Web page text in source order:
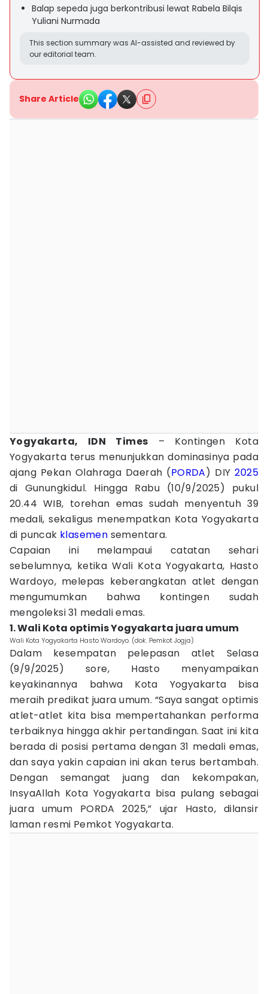
Balap sepeda juga berkontribusi lewat Rabela Bilqis
Yuliani Nurmada
This section summary was AI-assisted and reviewed by
our editorial team.
Share Article
Yogyakarta, IDN Times – Kontingen Kota
Yogyakarta terus menunjukkan dominasinya pada
ajang Pekan Olahraga Daerah (PORDA) DIY2025
di Gunungkidul. Hingga Rabu (10/9/2025) pukul
20.44 WIB, torehan emas sudah menyentuh 39
medali, sekaligus menempatkan Kota Yogyakarta
di puncak klasemen sementara.
Capaian ini melampaui catatan sehari
sebelumnya, ketika Wali Kota Yogyakarta, Hasto
Wardoyo, melepas keberangkatan atlet dengan
mengumumkan bahwa kontingen sudah
mengoleksi 31 medali emas.
1. Wali Kota optimis Yogyakarta juara umum
Wali Kota Yogyakarta Hasto Wardoyo. (dok. Pemkot Jogja)
Dalam kesempatan pelepasan atlet Selasa
(9/9/2025) sore, Hasto menyampaikan
keyakinannya bahwa Kota Yogyakarta bisa
meraih predikat juara umum. “Saya sangat optimis
atlet-atlet kita bisa mempertahankan performa
terbaiknya hingga akhir pertandingan. Saat ini kita
berada di posisi pertama dengan 31 medali emas,
dan saya yakin capaian ini akan terus bertambah.
Dengan semangat juang dan kekompakan,
InsyaAllah Kota Yogyakarta bisa pulang sebagai
juara umum PORDA 2025,” ujar Hasto, dilansir
laman resmi Pemkot Yogyakarta.